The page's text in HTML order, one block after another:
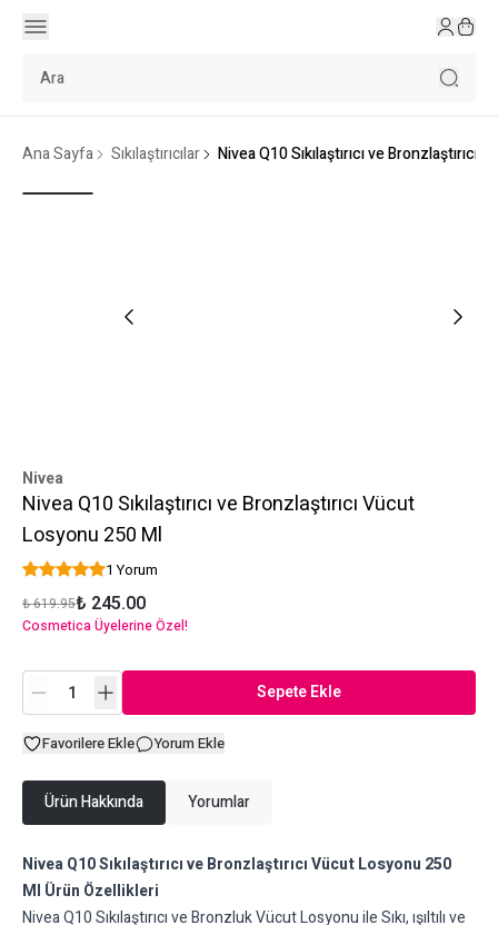
Ana Sayfa Sıkılaştırıcılar Nivea Q10 Sıkılaştırıcı ve
Nivea
Nivea Q10 Sıkılaştırıcı ve Bronzlaştırıcı Vücut
Losyonu 250 Ml
1 Yorum
₺ 619.95₺ 245.00
Cosmetica Üyelerine Özel!
Sepete Ekle
Favorilere Ekle Yorum Ekle
Ürün Hakkında Yorumlar
Nivea Q10 Sıkılaştırıcı ve Bronzlaştırıcı Vücut Losyonu 250
Ml Ürün Özellikleri
Nivea Q10 Sıkılaştırıcı ve Bronzluk Vücut Losyonu ile Sıkı, ışıltılı ve